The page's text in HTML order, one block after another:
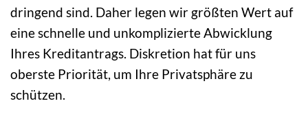
dringend sind. Daher legen wir größten Wert auf
eine schnelle und unkomplizierte Abwicklung
Ihres Kreditantrags. Diskretion hat für uns
oberste Priorität, um Ihre Privatsphäre zu
schützen.